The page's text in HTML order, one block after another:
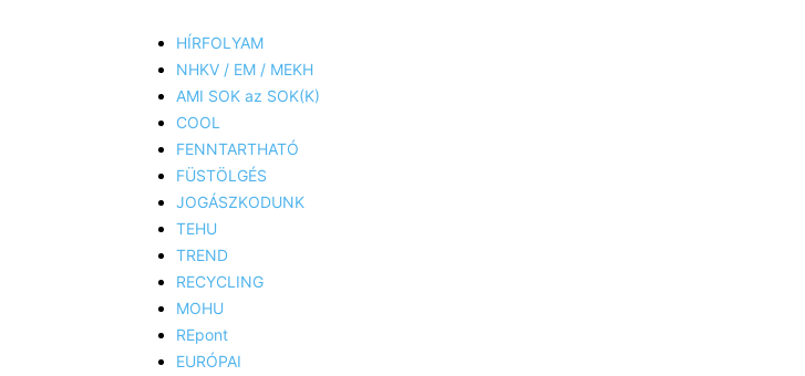
HÍRFOLYAM
NHKV / EM / MEKH
AMI SOK az SOK(K)
COOL
FENNTARTHATÓ
FÜSTÖLGÉS
JOGÁSZKODUNK
TEHU
TREND
RECYCLING
MOHU
REpont
EURÓPAI